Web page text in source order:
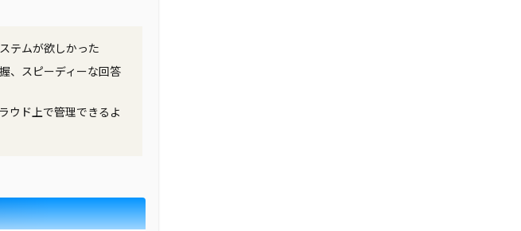
テムが欲しかった
、スピーディーな回答
ウド上で管理できるよ